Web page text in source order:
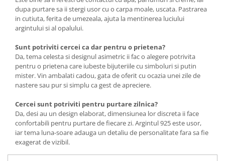
dupa purtare sa ii stergi usor cu o carpa moale, uscata. Pastrarea
in cutiuta, ferita de umezeala, ajuta la mentinerea luciului
argintului si al opalului.
Sunt potriviti cercei ca dar pentru o prietena?
Da, tema celesta si designul asimetric ii fac o alegere potrivita
pentru o prietena care iubeste bijuteriile cu simboluri si putin
mister. Vin ambalati cadou, gata de oferit cu ocazia unei zile de
nastere sau pur si simplu ca gest de apreciere.
Cercei sunt potriviti pentru purtare zilnica?
Da, desi au un design elaborat, dimensiunea lor discreta ii face
confortabili pentru purtare de fiecare zi. Argintul 925 este usor,
iar tema luna-soare adauga un detaliu de personalitate fara sa fie
exagerat de vizibil.